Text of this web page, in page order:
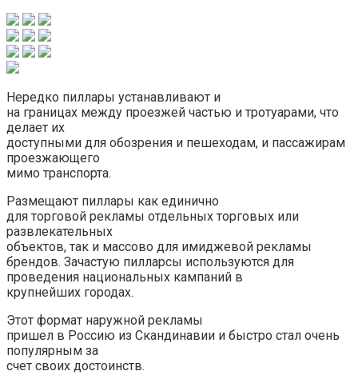
Нередко пиллары устанавливают и
на границах между проезжей частью и тротуарами, что
делает их
доступными для обозрения и пешеходам, и пассажирам
проезжающего
мимо транспорта.
Размещают пиллары как единично
для торговой рекламы отдельных торговых или
развлекательных
объектов, так и массово для имиджевой рекламы
брендов. Зачастую пилларсы используются для
проведения национальных кампаний в
крупнейших городах.
Этот формат наружной рекламы
пришел в Россию из Скандинавии и быстро стал очень
популярным за
счет своих достоинств.